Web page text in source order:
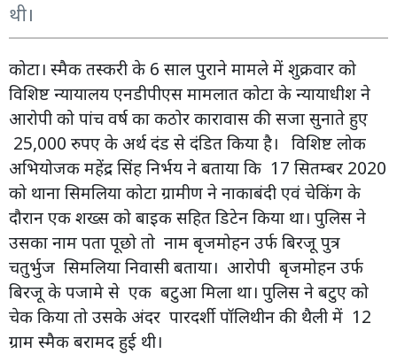
थी।
कोटा। स्मैक तस्करी के 6 साल पुराने मामले में शुक्रवार को
विशिष्ट न्यायालय एनडीपीएस मामलात कोटा के न्यायाधीश ने
आरोपी को पांच वर्ष का कठोर कारावास की सजा सुनाते हुए
25,000 रुपए के अर्थ दंड से दंडित किया है। विशिष्ट लोक
अभियोजक महेंद्र सिंह निर्भय ने बताया कि 17 सितम्बर 2020
को थाना सिमलिया कोटा ग्रामीण ने नाकाबंदी एवं चेकिंग के
दौरान एक शख्स को बाइक सहित डिटेन किया था। पुलिस ने
उसका नाम पता पूछो तो नाम बृजमोहन उर्फ बिरजू पुत्र
चतुर्भुज सिमलिया निवासी बताया। आरोपी बृजमोहन उर्फ
बिरजू के पजामे से एक बटुआ मिला था। पुलिस ने बटुए को
चेक किया तो उसके अंदर पारदर्शी पॉलिथीन की थैली में 12
ग्राम स्मैक बरामद हुई थी।